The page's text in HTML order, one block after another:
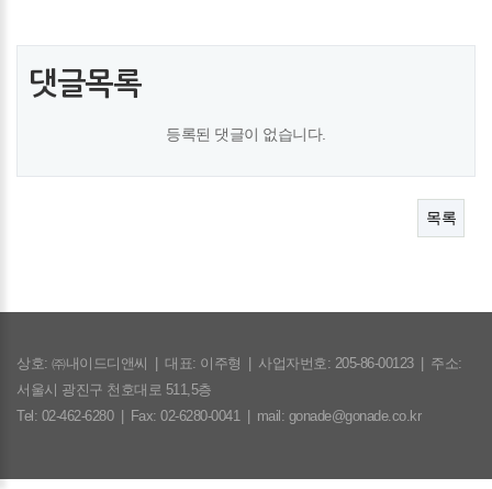
댓글목록
등록된 댓글이 없습니다.
목록
상호: ㈜내이드디앤씨 대표: 이주형 사업자번호: 205-86-00123
주소:
서울시 광진구 천호대로 511,5층
Tel: 02-462-6280
Fax: 02-6280-0041 mail: gonade@gonade.co.kr